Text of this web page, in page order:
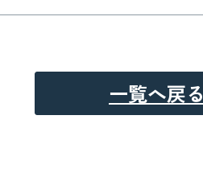
一覧へ戻る